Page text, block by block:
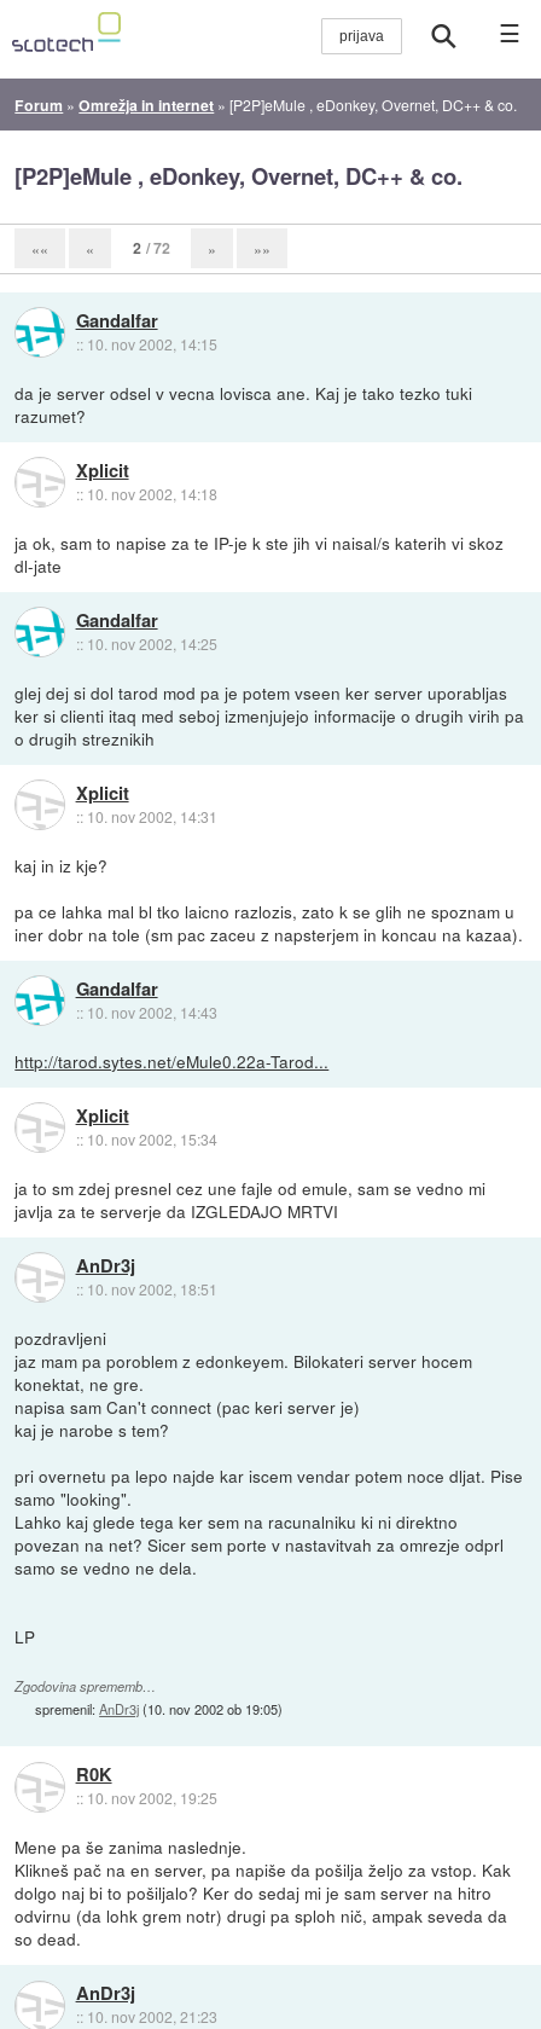
☰
Forum »Omrežja in internet »[P2P]eMule , eDonkey, Overnet, DC++ & co.
[P2P]eMule , eDonkey, Overnet, DC++ & co.
«« « 2 / 72 » »»
Gandalfar
:: 10. nov 2002, 14:15
da je server odsel v vecna lovisca ane. Kaj je tako tezko tuki
razumet?
Xplicit
:: 10. nov 2002, 14:18
ja ok, sam to napise za te IP-je k ste jih vi naisal/s katerih vi skoz
dl-jate
Gandalfar
:: 10. nov 2002, 14:25
glej dej si dol tarod mod pa je potem vseen ker server uporabljas
ker si clienti itaq med seboj izmenjujejo informacije o drugih virih pa
o drugih streznikih
Xplicit
:: 10. nov 2002, 14:31
kaj in iz kje?
pa ce lahka mal bl tko laicno razlozis, zato k se glih ne spoznam u
iner dobr na tole (sm pac zaceu z napsterjem in koncau na kazaa).
Gandalfar
:: 10. nov 2002, 14:43
http://tarod.sytes.net/eMule0.22a-Tarod...
Xplicit
:: 10. nov 2002, 15:34
ja to sm zdej presnel cez une fajle od emule, sam se vedno mi
javlja za te serverje da IZGLEDAJO MRTVI
AnDr3j
:: 10. nov 2002, 18:51
pozdravljeni
jaz mam pa poroblem z edonkeyem. Bilokateri server hocem
konektat, ne gre.
napisa sam Can't connect (pac keri server je)
kaj je narobe s tem?
pri overnetu pa lepo najde kar iscem vendar potem noce dljat. Pise
samo "looking".
Lahko kaj glede tega ker sem na racunalniku ki ni direktno
povezan na net? Sicer sem porte v nastavitvah za omrezje odprl
samo se vedno ne dela.
LP
Zgodovina sprememb…
spremenil:AnDr3j(10. nov 2002 ob 19:05)
R0K
:: 10. nov 2002, 19:25
Mene pa še zanima naslednje.
Klikneš pač na en server, pa napiše da pošilja željo za vstop. Kak
dolgo naj bi to pošiljalo? Ker do sedaj mi je sam server na hitro
odvirnu (da lohk grem notr) drugi pa sploh nič, ampak seveda da
so dead.
AnDr3j
:: 10. nov 2002, 21:23